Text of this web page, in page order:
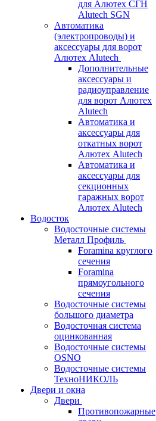
для Алютех СГН
Alutech SGN
Автоматика
(электропроводы) и
аксессуары для ворот
Алютех Alutech
Дополнительные
аксессуары и
радиоуправление
для ворот Алютех
Alutech
Автоматика и
аксессуары для
откатных ворот
Алютех Alutech
Автоматика и
аксессуары для
секционных
гаражных ворот
Алютех Alutech
Водосток
Водосточные системы
Металл Профиль
Foramina круглого
сечения
Foramina
прямоугольного
сечения
Водосточные системы
большого диаметра
Водосточная система
оцинкованная
Водосточные системы
OSNO
Водосточные системы
ТехноНИКОЛЬ
Двери и окна
Двери
Противопожарные